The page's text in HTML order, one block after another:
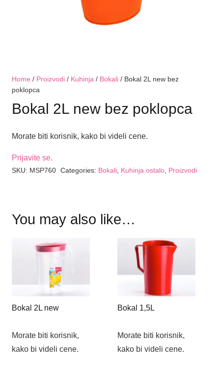
Home / Proizvodi / Kuhinja / Bokali / Bokal 2L new bez
poklopca
Bokal 2L new bez poklopca
Morate biti korisnik, kako bi videli cene.
Prijavite se.
SKU: MSP760 Categories: Bokali, Kuhinja ostalo, Proizvodi
You may also like…
Bokal 2L new
Morate biti korisnik,
kako bi videli cene.
Bokal 1,5L
Morate biti korisnik,
kako bi videli cene.